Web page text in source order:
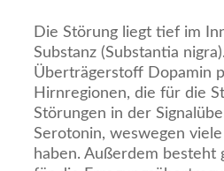
Die Störung liegt tief im
Substanz (Substantia
Überträgerstoff Dopamin
Hirnregionen, die für die
Störungen in der
Serotonin, weswegen
haben. Außerdem besteht